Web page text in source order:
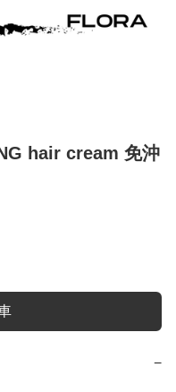
hair cream 免沖
−